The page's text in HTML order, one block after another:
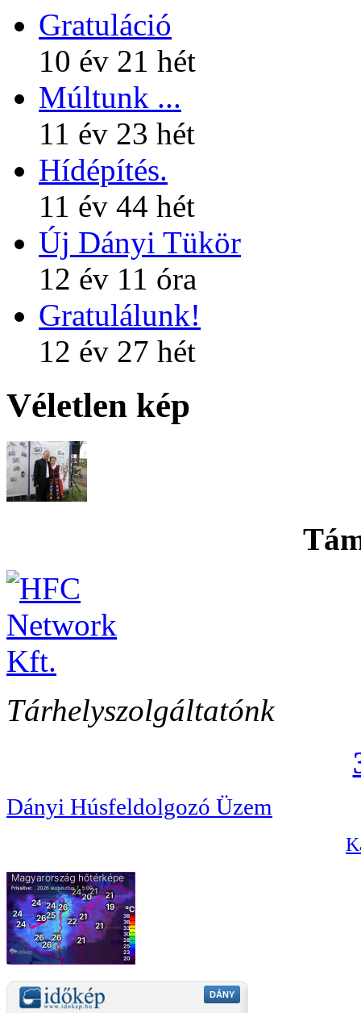
Gratuláció
10 év 21 hét
Múltunk ...
11 év 23 hét
Hídépítés.
11 év 44 hét
Új Dányi Tükör
12 év 11 óra
Gratulálunk!
12 év 27 hét
Véletlen kép
Tárhelyszolgáltatónk
Dányi Húsfeldolgozó Üzem